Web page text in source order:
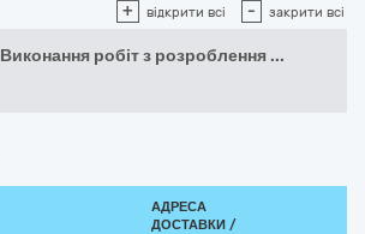
+ відкрити всі - закрити всі
Виконання робіт з розроблення ...
АДРЕСА
ДОСТАВКИ /